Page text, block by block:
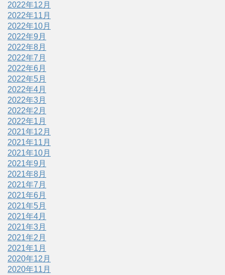
2022年12月
2022年11月
2022年10月
2022年9月
2022年8月
2022年7月
2022年6月
2022年5月
2022年4月
2022年3月
2022年2月
2022年1月
2021年12月
2021年11月
2021年10月
2021年9月
2021年8月
2021年7月
2021年6月
2021年5月
2021年4月
2021年3月
2021年2月
2021年1月
2020年12月
2020年11月